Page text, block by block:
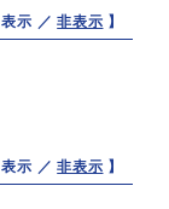
表示 ／非表示 】
表示 ／非表示 】